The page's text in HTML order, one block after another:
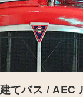
てバス / AEC